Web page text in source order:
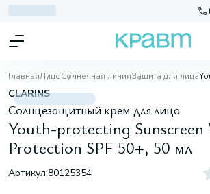
ГлавнаяЛицоСолнечная линияЗащита для лица
CLARINS
Солнцезащитный крем для лица
Youth-protecting Sunscreen
Protection SPF 50+, 50 мл
Артикул:80125354